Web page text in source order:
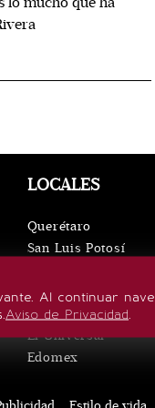
Al continuar
Aviso de Privacidad.
LOCALES
Querétaro
San Luis Potosí
Puebla
Hidalgo
El Universal
Edomex